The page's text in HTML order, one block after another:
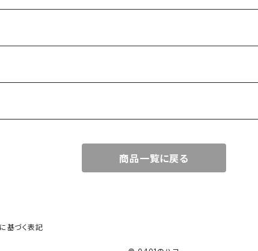
商品一覧に戻る
基づく表記